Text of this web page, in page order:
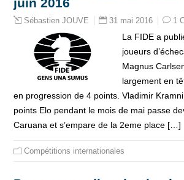
Sébastien JOUVE 31 mai 2016 1
La FIDE a
joueurs
Magnus
largement en
en progression de 4 points. Vladimir
points Elo pendant le mois de mai passe
Caruana et s’empare de la 2eme place […]
Compétitions internationales